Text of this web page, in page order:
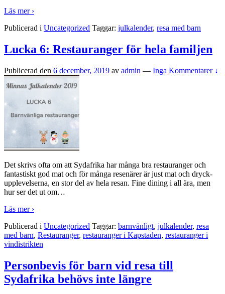
Läs mer ›
Publicerad i Uncategorized Taggar: julkalender, resa med barn
Lucka 6: Restauranger för hela familjen
Publicerad den 6 december, 2019 av admin — Inga Kommentarer ↓
Det skrivs ofta om att Sydafrika har många bra restauranger och
fantastiskt god mat och för många resenärer är just mat och dryck-
upplevelserna, en stor del av hela resan. Fine dining i all ära, men
hur ser det ut om…
Läs mer ›
Publicerad i Uncategorized Taggar: barnvänligt, julkalender, resa
med barn, Restauranger, restauranger i Kapstaden, restauranger i
vindistrikten
Personbevis för barn vid resa till
Sydafrika behövs inte längre